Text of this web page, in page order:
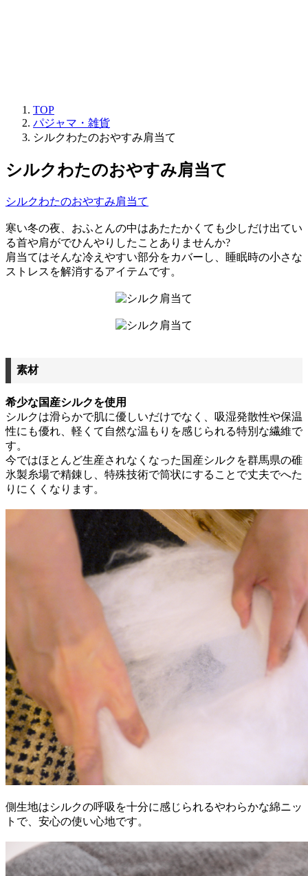
TOP
パジャマ・雑貨
シルクわたのおやすみ肩当て
シルクわたのおやすみ肩当て
シルクわたのおやすみ肩当て
寒い冬の夜、おふとんの中はあたたかくても少しだけ出てい
る首や肩がでひんやりしたことありませんか?
肩当てはそんな冷えやすい部分をカバーし、睡眠時の小さな
ストレスを解消するアイテムです。
素材
希少な国産シルクを使用
シルクは滑らかで肌に優しいだけでなく、吸湿発散性や保温
性にも優れ、軽くて自然な温もりを感じられる特別な繊維で
す。
今ではほとんど生産されなくなった国産シルクを群馬県の碓
氷製糸場で精錬し、特殊技術で筒状にすることで丈夫でへた
りにくくなります。
側生地はシルクの呼吸を十分に感じられるやわらかな綿ニッ
トで、安心の使い心地です。